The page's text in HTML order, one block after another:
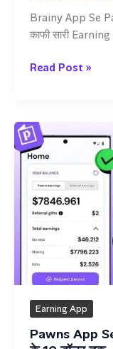
Brainy App Se
काफी सारी Earning
Brainy
Paise
Kaise
Kamaye
–
केवल
छोटे
टास्क
करके
Read Post »
Earning App
Pawns App